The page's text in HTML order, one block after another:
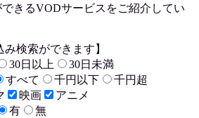
きるVODサービスをご紹介してい
み検索ができます】
30日以上
30日未満
すべて 千円以下
千円超
映画
アニメ
有
無